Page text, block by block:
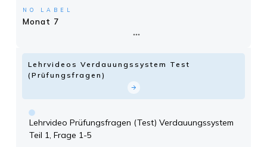
NO LABEL
Monat 7
Lehrvideos Verdauungssystem Test
(Prüfungsfragen)
Lehrvideo Prüfungsfragen (Test) Verdauungssystem
Teil 1, Frage 1-5